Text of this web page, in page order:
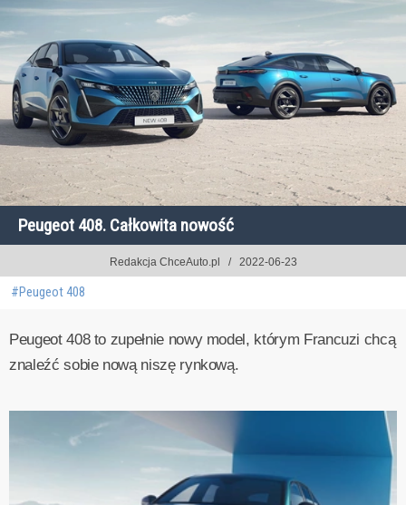
Peugeot 408. Całkowita nowość
Redakcja ChceAuto.pl 2022-06-23
#Peugeot 408
Peugeot 408 to zupełnie nowy model, którym Francuzi chcą
znaleźć sobie nową niszę rynkową.